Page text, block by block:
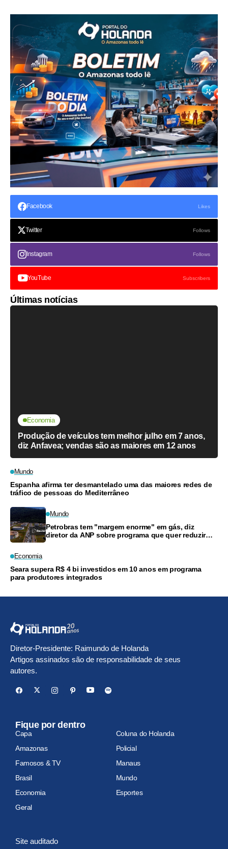
Facebook Likes
Twitter Follows
Instagram Follows
YouTube Subscribers
Últimas notícias
Economia
Produção de veículos tem melhor julho em 7 anos,
diz Anfavea; vendas são as maiores em 12 anos
Mundo
Espanha afirma ter desmantelado uma das maiores redes de
tráfico de pessoas do Mediterrâneo
Mundo
Petrobras tem "margem enorme" em gás, diz
diretor da ANP sobre programa que quer reduzir
Economia
Seara supera R$ 4 bi investidos em 10 anos em programa
para produtores integrados
Diretor-Presidente: Raimundo de Holanda
Artigos assinados são de responsabilidade de seus
autores.
Fique por dentro
Capa
Coluna do Holanda
Amazonas
Policial
Famosos & TV
Manaus
Brasil
Mundo
Economia
Esportes
Geral
Site auditado